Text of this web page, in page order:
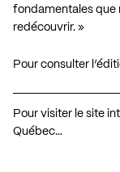
fondamentales que
redécouvrir. »
Pour consulter
Pour visiter le site
Québec…